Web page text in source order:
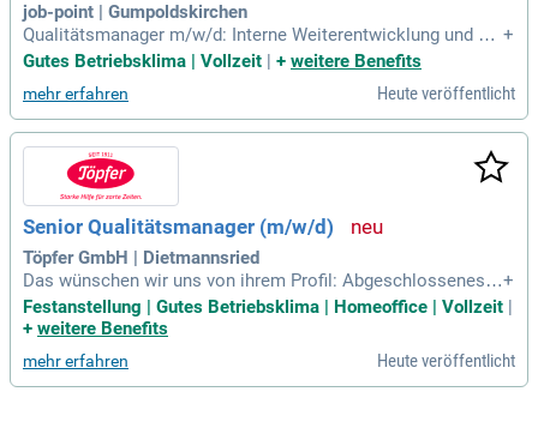
job-point | Gumpoldskirchen
Qualitätsmanager m/w/d: Interne Weiterentwicklung und Pfl
ege des QM-System gemäß ISO 13485, sowie Unterstützung
O 14001 und ISO 11135; Mitarbeit bei der Umsetzung der Anf
orderungen der Medical Device
+
Gutes Betriebsklima | Vollzeit | + weitere Benefits
mehr erfahren Heute veröffentlicht
Senior Qualitätsmanager (m/w/d)
Töpfer GmbH | Dietmannsried
Das wünschen wir uns von ihrem Profil: Abgeschlossenes S
tudium im Bereich Lebensmitteltechnologie, Lebensmittelc
hemie oder Lebensmittelwissenschaften; Mehr als 8 Jahre
cherung; Kenntnisse der Standards
+
Festanstellung | Gutes Betriebsklima | Homeoffice | Vollzeit
+ weitere Benefits
mehr erfahren Heute veröffentlicht